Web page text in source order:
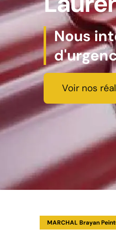
Nous
Voir nos
MARCHAL Brayan